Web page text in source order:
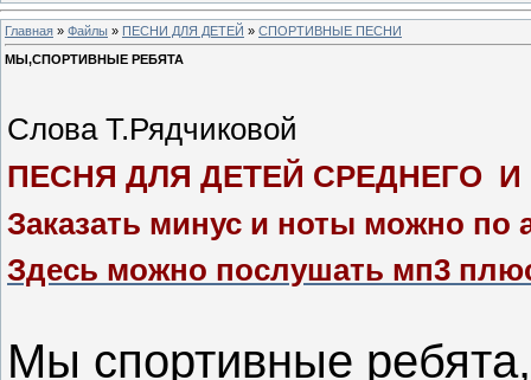
Главная » Файлы » ПЕСНИ ДЛЯ ДЕТЕЙ » СПОРТИВНЫЕ ПЕСНИ
МЫ,СПОРТИВНЫЕ РЕБЯТА
Слова Т.Рядчиковой
ПЕСНЯ ДЛЯ ДЕТЕЙ СРЕДНЕГО И
Заказать минус и ноты можно по
Здесь можно послушать мп3
Мы спортивные ребята,